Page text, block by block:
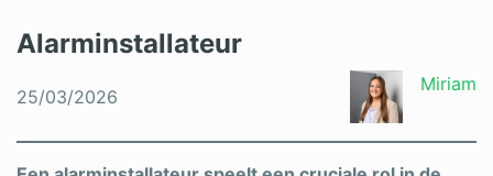
Loodgieter
Rolluiken
Alarminstallateur
25/03/2026
Miriam